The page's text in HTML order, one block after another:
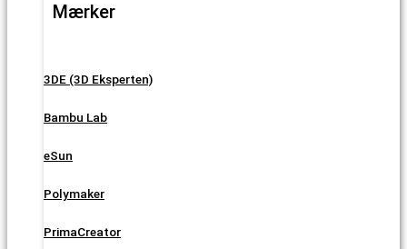
Mærker
3DE (3D Eksperten)
Bambu Lab
eSun
Polymaker
PrimaCreator